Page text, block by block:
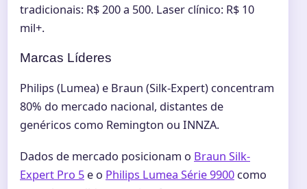
tradicionais: R$ 200 a 500. Laser clínico: R$ 10
mil+.
Marcas Líderes
Philips (Lumea) e Braun (Silk-Expert) concentram
80% do mercado nacional, distantes de
genéricos como Remington ou INNZA.
Dados de mercado posicionam o Braun Silk-
Expert Pro 5 e o Philips Lumea Série 9900 como